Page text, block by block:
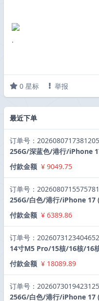
·
0 星标 举报
最近下单
订单号：
256G/深蓝色/港行/iPhone
付款金额 ¥ 9049.75
订单号：
256G/白色/港行/iPhone 17
付款金额 ¥ 6389.86
订单号：
14寸M5 Pro/15核/16核/16
付款金额 ¥ 18089.89
订单号：
256G/白色/港行/iPhone 17